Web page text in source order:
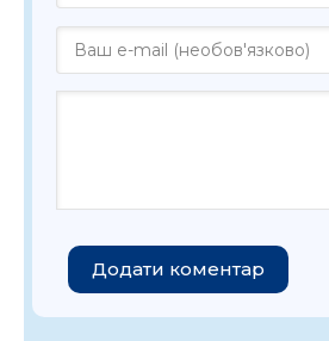
Додати коментар